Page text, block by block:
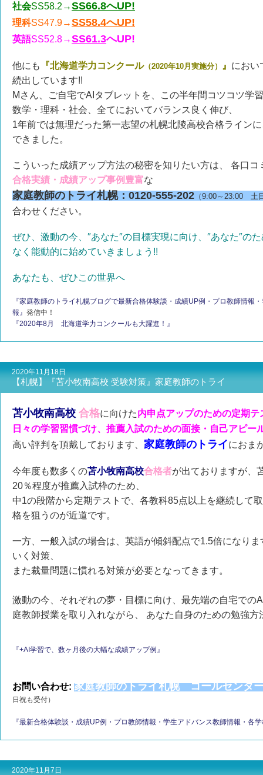
社会SS58.2→SS66.8へUP!
理科SS47.9→SS58.4へUP!
英語SS52.8→SS61.3へUP!
他にも 『北海道学力コンクール（2020年10月実施分） 』 におい
続出しています!!
Mさん、ご自宅でAIタブレットを、この半年間コツコツ学
数学・理科・社会、全てにおいてバランス良く伸び、
1年前では無理だった第一志望の札幌北陵高校合格ライン
できました。
こういった成績アップ方法の秘密を知りたい方は、 各口コ
合格実績・成績アップ事例豊富な
家庭教師のトライ札幌：0120-555-202 （9:00～23:00 土
合わせください。
ぜひ、激動の今、″あなた″の目標実現に向け、″あなた″の
なく能動的に始めていきましょう!!
あなたも、ぜひこの世界へ
『家庭教師のトライ札幌ブログで最新合格体験談・成績UP例・プロ教師情報
報』 発信中！
『2020年8月 北海道学力コンクールも大躍進！』
2020年11月18日
【札幌】『苫小牧南高校 受験対策』家庭教師のトライ
苫小牧南高校 合格に向けた内申点アップのための定期
日々の学習習慣づけ、推薦入試のための面接・自己アピー
高い評判を頂戴しております、 家庭教師のトライにおま
今年度も数多くの苫小牧南高校合格者が出ておりますが、
20％程度が推薦入試枠のため、
中1の段階から定期テストで、各教科85点以上を継続して
格を狙うのが近道です。
一方、一般入試の場合は、英語が傾斜配点で1.5倍になり
いく対策、
また裁量問題に慣れる対策が必要となってきます。
激動の今、それぞれの夢・目標に向け、最先端の自宅での
庭教師授業を取り入れながら、 あなた自身のための勉強
『+AI学習で、数ヶ月後の大幅な成績アップ例』
お問い合わせ: 家庭教師のトライ札幌 コールセンタ
日祝も受付）
『最新合格体験談・成績UP例・プロ教師情報・学生アドバンス教師情報・各
2020年11月7日